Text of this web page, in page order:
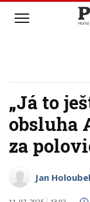
„Já to
obsluha
za
Jan